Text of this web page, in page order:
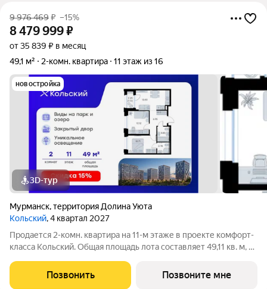
9 976 469₽ –15%
8 479 999₽
от 35 839 ₽ в месяц
49,1 м²
2-комн. квартира 11 этаж из 16
новостройка
3D-тур
Мурманск,территория Долина Уюта
Кольский, 4 квартал 2027
Продается 2-комн. квартира на 11-м этаже в проекте комфорт-
класса Кольский. Общая площадь лота составляет 49,11 кв. м, из
кухонную зону. Номер квартиры - 122. Преимущества
квартиры: компактная
Позвонить Позвоните мне